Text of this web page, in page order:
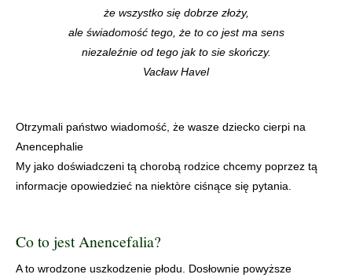
że wszystko się dobrze złoży,
ale świadomość tego, że to co jest ma sens
niezaleźnie od tego jak to sie skończy.
Vacław Havel
Otrzymali państwo wiadomość, że wasze dziecko cierpi na
Anencephalie
My jako doświadczeni tą chorobą rodzice chcemy poprzez tą
informacje opowiedzieć na niektòre ciśnące się pytania.
Co to jest Anencefalia?
A to wrodzone uszkodzenie płodu. Dosłownie powyższe